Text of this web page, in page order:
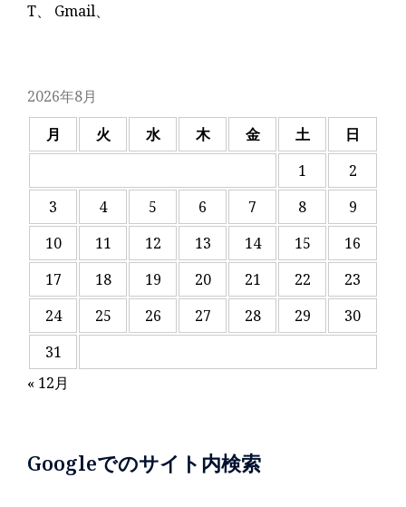
T、 Gmail、
2026年8月
月
火 水 木 金 土
日
1
2
3
4 5 6 7 8
9
10
11 12 13 14 15
16
17
18 19 20 21 22
23
24
25 26 27 28 29
30
31
« 12月
Googleでのサイト内検索